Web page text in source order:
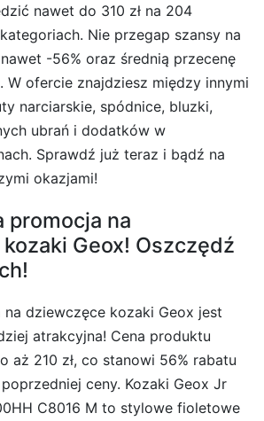
nawet do 310 zł na 204
Nie przegap szansy na
-56% oraz średnią przecenę
W ofercie znajdziesz między innymi
narciarskie, spódnice, bluzki,
ubrań i dodatków w
Sprawdź już teraz i bądź na
okazjami!
promocja na
Geox! Oszczędź
na dziewczęce kozaki Geox jest
atrakcyjna! Cena produktu
aż 210 zł, co stanowi 56% rabatu
ceny. Kozaki Geox Jr
C8016 M to stylowe fioletowe